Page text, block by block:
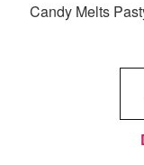
Candy Melts